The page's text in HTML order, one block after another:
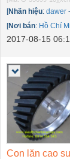
[Nhãn hiệu: dawer -
[Nơi bán: Hồ Chí
2017-08-15
Con lăn cao